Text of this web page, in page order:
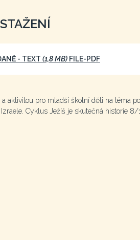
- TEXT (1,8 MB) FILE-PDF
aktivitou pro mladší školní děti na téma
Cyklus Ježíš je skutečná historie 8/